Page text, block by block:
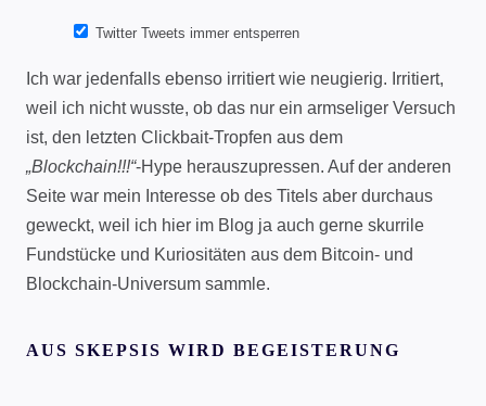
Twitter Tweets immer entsperren
Ich war jedenfalls ebenso irritiert wie neugierig. Irritiert,
weil ich nicht wusste, ob das nur ein armseliger Versuch
ist, den letzten Clickbait-Tropfen aus dem
„Blockchain!!!“-Hype herauszupressen. Auf der anderen
Seite war mein Interesse ob des Titels aber durchaus
geweckt, weil ich hier im Blog ja auch gerne skurrile
Fundstücke und Kuriositäten aus dem Bitcoin- und
Blockchain-Universum sammle.
AUS SKEPSIS WIRD BEGEISTERUNG